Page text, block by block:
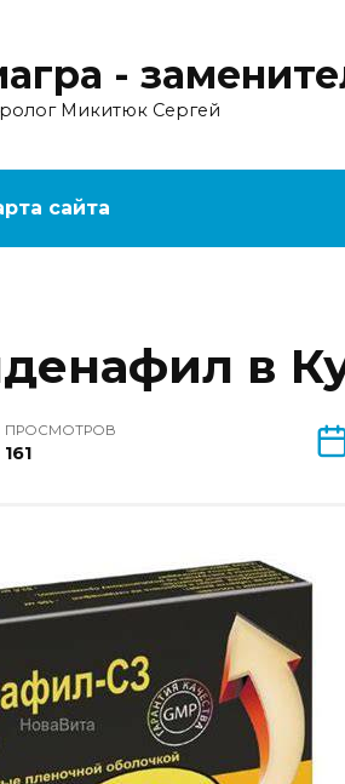
-
Микитюк Сергей
сайта
в
ПРОСМОТРОВ
161